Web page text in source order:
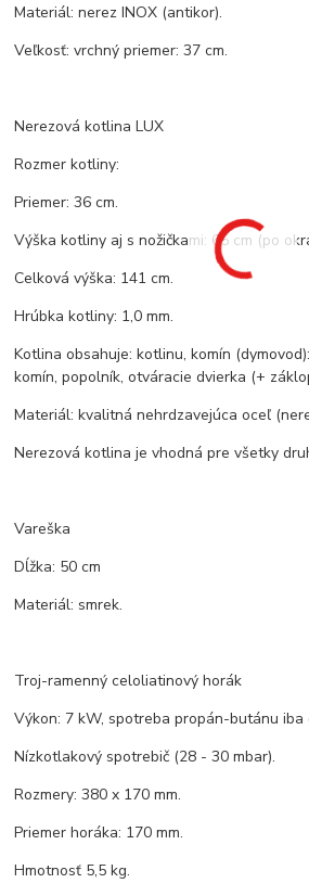
Materiál: nerez INOX (antikor).
Veľkosť: vrchný priemer: 37 cm.
Nerezová kotlina LUX
Rozmer kotliny:
Priemer: 36 cm.
Výška kotliny aj s nožičkami: 65 cm (po
Celková výška: 141 cm.
Hrúbka kotliny: 1,0 mm.
Kotlina obsahuje: kotlinu, komín
komín, popolník, otváracie dvierka (+
Materiál: kvalitná nehrdzavejúca oceľ
Nerezová kotlina je vhodná pre všetky
Vareška
Dĺžka: 50 cm
Materiál: smrek.
Troj-ramenný celoliatinový horák
Výkon: 7 kW, spotreba propán-butánu iba
Nízkotlakový spotrebič (28 - 30 mbar).
Rozmery: 380 x 170 mm.
Priemer horáka: 170 mm.
Hmotnosť 5,5 kg.